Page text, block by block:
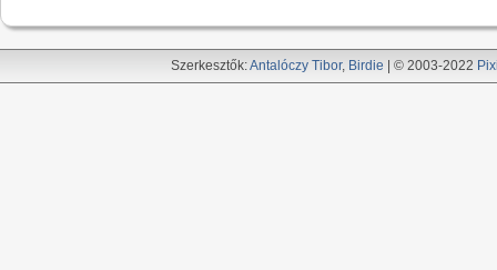
Szerkesztők:Antalóczy Tibor, Birdie | © 2003-2022